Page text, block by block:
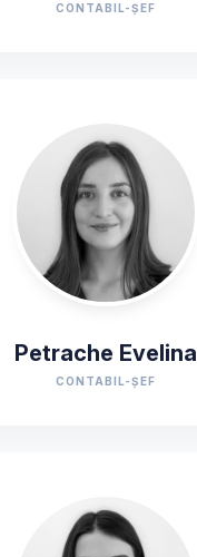
CONTABIL-ȘEF
Petrache Evelina
CONTABIL-ȘEF